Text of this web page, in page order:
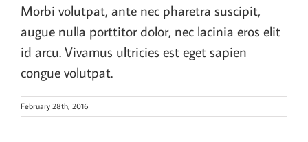
Morbi volutpat, ante nec pharetra suscipit,
augue nulla porttitor dolor, nec lacinia eros elit
id arcu. Vivamus ultricies est eget sapien
congue volutpat.
February 28th, 2016